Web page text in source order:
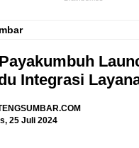
Integrasi
25 Juli 2024